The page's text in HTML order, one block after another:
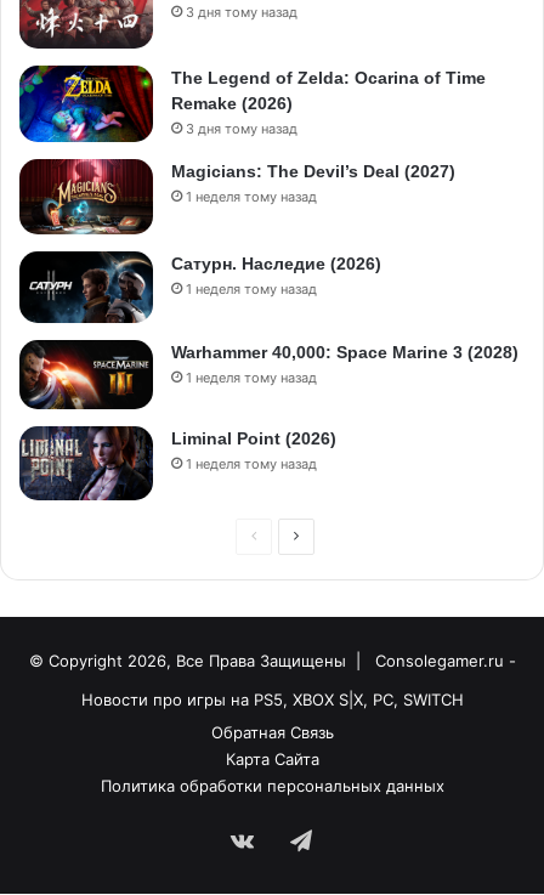
3 дня тому назад
The Legend of Zelda: Ocarina of Time
Remake (2026)
3 дня тому назад
Magicians: The Devil’s Deal (2027)
1 неделя тому назад
Сатурн. Наследие (2026)
1 неделя тому назад
Warhammer 40,000: Space Marine 3 (2028)
1 неделя тому назад
Liminal Point (2026)
1 неделя тому назад
© Copyright 2026, Все Права Защищены |
Consolegamer.ru -
Новости про игры на PS5, XBOX S|X, PC, SWITCH
Обратная Связь
Карта Сайта
Политика обработки персональных данных